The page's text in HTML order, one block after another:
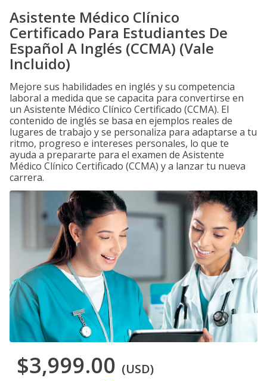
Asistente Médico Clínico
Certificado Para Estudiantes De
Español A Inglés (CCMA) (Vale
Incluido)
Mejore sus habilidades en inglés y su competencia
laboral a medida que se capacita para convertirse en
un Asistente Médico Clínico Certificado (CCMA). El
contenido de inglés se basa en ejemplos reales de
lugares de trabajo y se personaliza para adaptarse a tu
ritmo, progreso e intereses personales, lo que te
ayuda a prepararte para el examen de Asistente
Médico Clínico Certificado (CCMA) y a lanzar tu nueva
carrera.
$3,999.00 (USD)